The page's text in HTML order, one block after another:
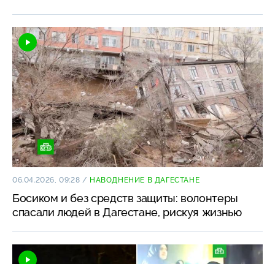
06.04.2026, 09:28 / НАВОДНЕНИЕ В ДАГЕСТАНЕ
Босиком и без средств защиты: волонтеры
спасали людей в Дагестане, рискуя жизнью